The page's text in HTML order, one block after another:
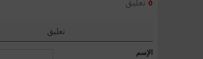
0 تعليق
تعليق
الإسم